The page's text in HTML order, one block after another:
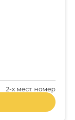
2-x мест. номер